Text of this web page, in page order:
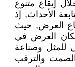
إيقاع متنوع
الأحداث, إذ
العرض, حيث
العرض في
للمثل وصناعة
والترقب